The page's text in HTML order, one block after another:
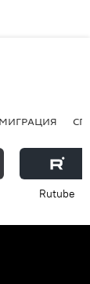
МИГРАЦИЯ
Rutube